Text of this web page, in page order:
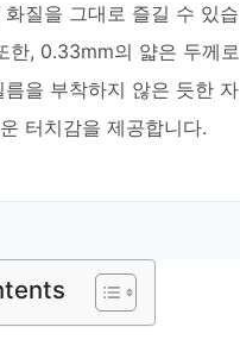
화질을 그대로 즐길 수 있습
한, 0.33mm의 얇은 두께로
름을 부착하지 않은 듯한 자
터치감을 제공합니다.